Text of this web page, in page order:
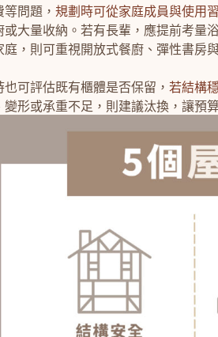
等問題， 規劃時可從家庭成員與使用
或大量收納。若有長輩，應提前考量
庭，則可重視開放式餐廚、彈性書房
也可評估既有櫃體是否保留， 若結構
變形或承重不足，則建議汰換，讓預